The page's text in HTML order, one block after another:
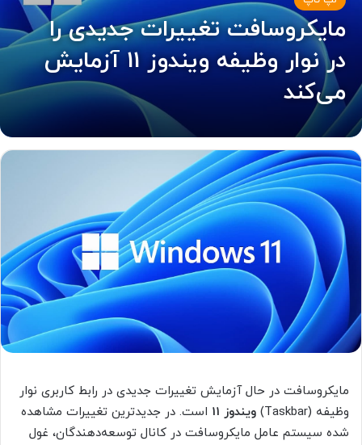
مایکروسافت تغییرات جدیدی را
در نوار وظیفه ویندوز 11 آزمایش
می‌کند
مایکروسافت در حال آزمایش تغییرات جدیدی در رابط کاربری نوار
وظیفه (Taskbar)
ویندوز 11
است. در جدیدترین تغییرات مشاهده
شده سیستم عامل مایکروسافت در کانال توسعه‌دهندگان، غول